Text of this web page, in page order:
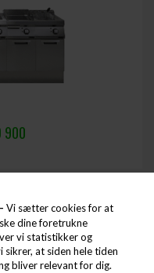
Vi sætter cookies for at
dine foretrukne
vi statistikker og
sikrer, at siden hele tiden
bliver relevant for dig.
900
være en praktisk og nem